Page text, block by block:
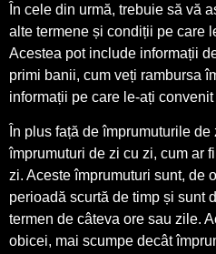
În cele din urmă, trebuie să vă
alte termene și condiții pe care
Acestea pot include informații
primi banii, cum veți rambursa
informații pe care le-ați
În plus față de împrumuturile
împrumuturi de zi cu zi, cum ar
zi. Aceste împrumuturi sunt, de
perioadă scurtă de timp și sunt
termen de câteva ore sau zile.
obicei, mai scumpe decât